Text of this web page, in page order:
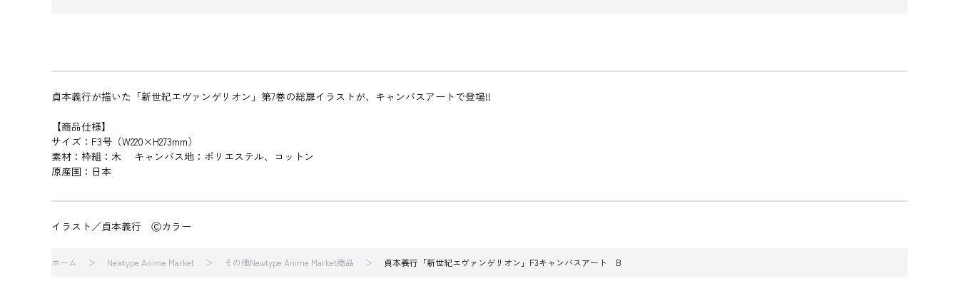
貞本義行が描いた「新世紀エヴァンゲリオン」第7巻の総扉イラストが、キャンバスアートで登場!!
【商品仕様】
サイズ：F3号（W220×H273mm）
素材：枠組：木 キャンバス地：ポリエステル、コットン
原産国：日本
イラスト／貞本義行 Ⓒカラー
ホーム Newtype Anime Market その他Newtype Anime Market商品 貞本義行「新世紀エヴァンゲリオン」F3キャンバスアート B